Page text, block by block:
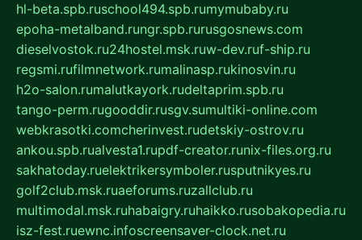
hl-beta.spb.ruschool494.spb.rumymubaby.ru
epoha-metalband.rungr.spb.rurusgosnews.com
dieselvostok.ru24hostel.msk.ruw-dev.ruf-ship.ru
regsmi.rufilmnetwork.rumalinasp.rukinosvin.ru
h2o-salon.rumalutkayork.rudeltaprim.spb.ru
tango-perm.rugooddir.rusgv.sumultiki-online.com
webkrasotki.comcherinvest.rudetskiy-ostrov.ru
ankou.spb.rualvesta1.rupdf-creator.runix-files.org.ru
sakhatoday.ruelektrikersymboler.rusputnikyes.ru
golf2club.msk.ruaeforums.ruzallclub.ru
multimodal.msk.ruhabaigry.ruhaikko.rusobakopedia.ru
isz-fest.ruewnc.infoscreensaver-clock.net.ru